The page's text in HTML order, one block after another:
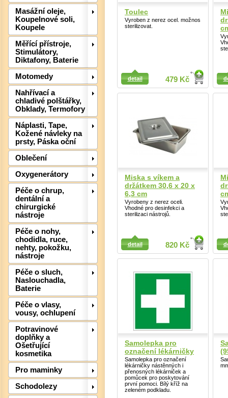
Masážní oleje,
Koupelnové soli,
Koupele
Měřící přístroje,
Stimulátory,
Diktafony, Baterie
Motomedy
Nahřívací a
chladivé polštářky,
Obklady, Termofory
Náplasti, Tape,
Kožené návleky na
prsty, Páska oční
Oblečení
Oxygenerátory
Péče o chrup,
dentální a
chirurgické
nástroje
Péče o nohy,
chodidla, ruce,
nehty, pokožku,
nástroje
Péče o sluch,
Naslouchadla,
Baterie
Péče o vlasy,
vousy, ochlupení
Potravinové
doplňky a
Ošetřující
kosmetika
Pro maminky
Schodolezy
Toulec
Vyroben z nerez ocel. možnos
sterilizovat.
479 Kč
detail
Detail
Miska s víkem a
držátkem 30,6 x 20 x
6,3 cm
Vyrobeny z nerez oceli.
Vhodné pro desinfekci a
sterilizaci nástrojů.
820 Kč
detail
Detail
Detail
Samolepka pro
označení lékárničky
Samolepka pro označení
lékárničky nástěnných i
přenosných lékárniček a
pomůcek pro poskytování
první pomoci. Bílý kříž na
zeleném podkladu.